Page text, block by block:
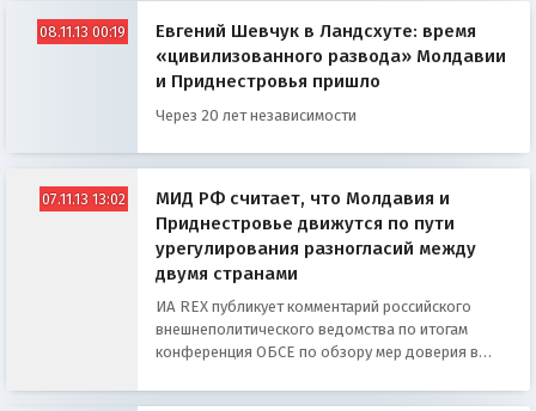
08.11.13 00:19
Евгений Шевчук в Ландсхуте: время
«цивилизованного развода» Молдавии
и Приднестровья пришло
Через 20 лет независимости
07.11.13 13:02
МИД РФ считает, что Молдавия и
Приднестровье движутся по пути
урегулирования разногласий между
двумя странами
ИА REX публикует комментарий российского
внешнеполитического ведомства по итогам
конференция ОБСЕ по обзору мер доверия в